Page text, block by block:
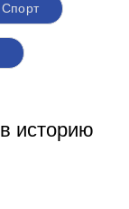
историю